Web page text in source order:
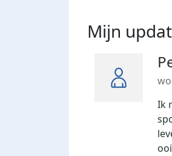
Mijn
Ik